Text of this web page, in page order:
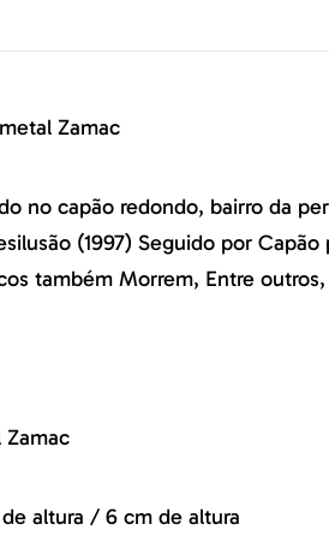
Zamac
no capão redondo, bairro da
(1997) Seguido por
também Morrem, Entre
altura / 6 cm de altura